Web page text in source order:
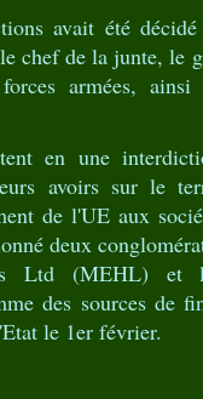
avait été
chef de la junte, le
armées,
en une
avoirs sur le
de l'UE aux
deux
Ltd (MEHL) et
des sources de
le 1er février.